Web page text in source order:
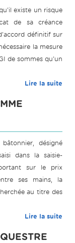
existe un risque
de sa créance
définitif sur
la mesure
de sommes qu'un
Lire la suite
désigné
dans la saisie-
sur le prix
ses mains, la
au titre des
Lire la suite